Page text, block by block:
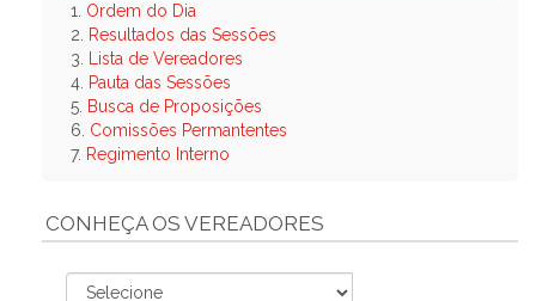
1. Ordem do Dia
2.
Resultados das Sessões
3.
Lista de Vereadores
4. Pauta das Sessões
5. Busca de Proposições
6. Comissões Permantentes
7. Regimento Interno
CONHEÇA OS VEREADORES